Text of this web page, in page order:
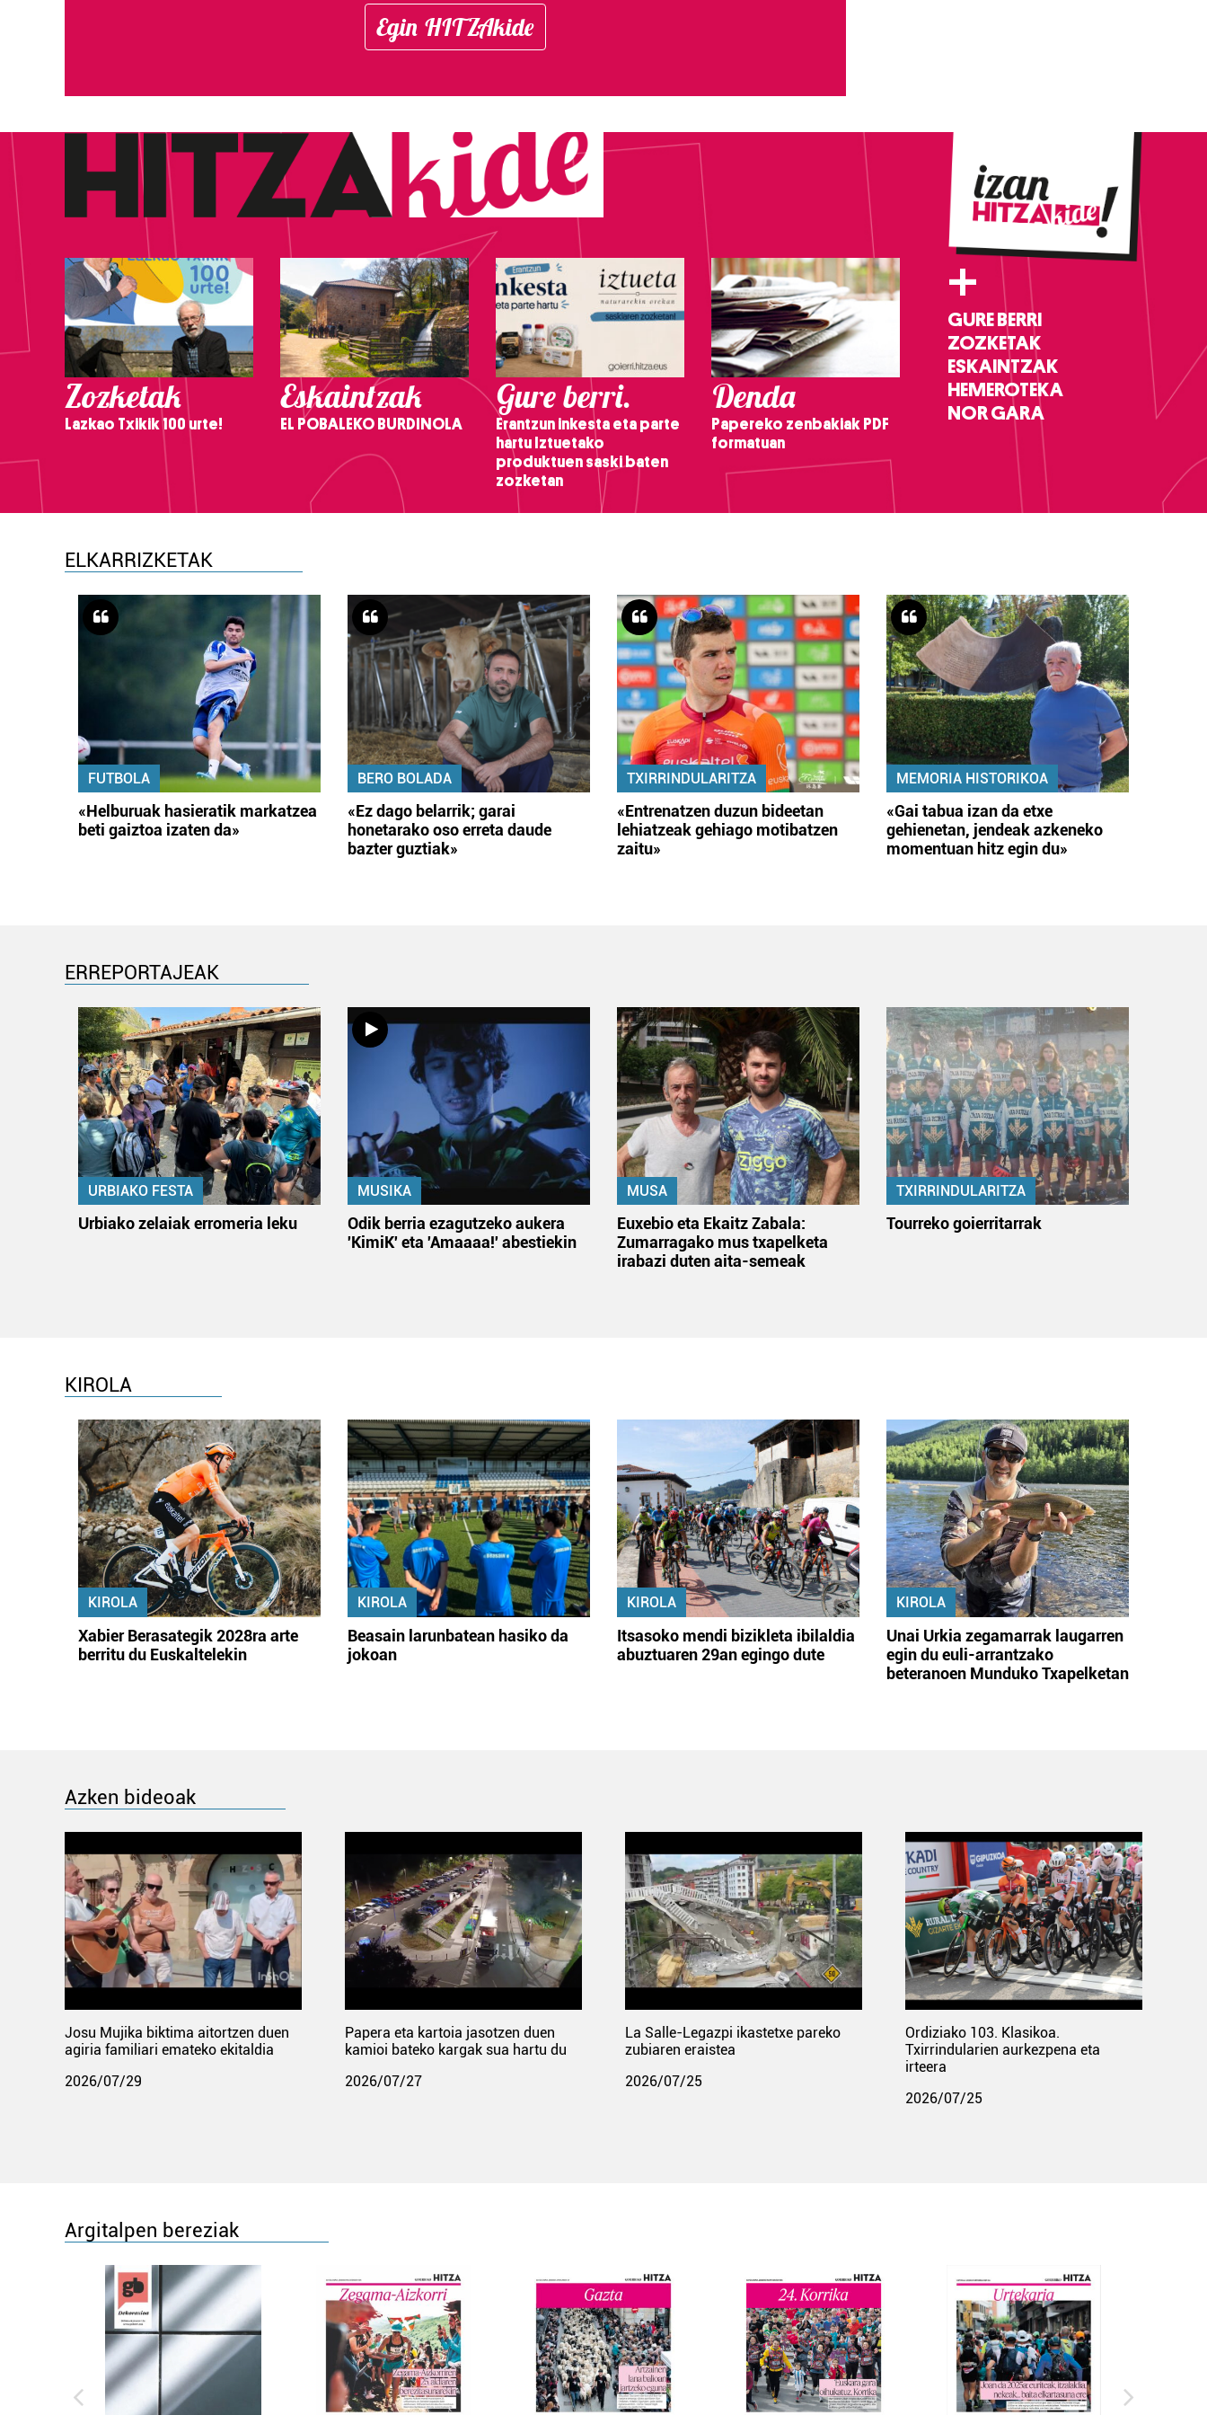
Egin HITZAkide
Zozketak
Lazkao Txikik 100 urte!
Eskaintzak
EL POBALEKO BURDINOLA
Gure berri.
Erantzun inkesta eta parte
hartu Iztuetako
produktuen saski baten
zozketan
Denda
Papereko zenbakiak PDF
formatuan
+
GURE BERRI
ZOZKETAK
ESKAINTZAK
HEMEROTEKA
NOR GARA
ELKARRIZKETAK
FUTBOLA
«Helburuak hasieratik markatzea
beti gaiztoa izaten da»
BERO BOLADA
«Ez dago belarrik; garai
honetarako oso erreta daude
bazter guztiak»
TXIRRINDULARITZA
«Entrenatzen duzun bideetan
lehiatzeak gehiago motibatzen
zaitu»
MEMORIA HISTORIKOA
«Gai tabua izan da etxe
gehienetan, jendeak azkeneko
momentuan hitz egin du»
ERREPORTAJEAK
URBIAKO FESTA
Urbiako zelaiak erromeria leku
MUSIKA
Odik berria ezagutzeko aukera
'KimiK' eta 'Amaaaa!' abestiekin
MUSA
Euxebio eta Ekaitz Zabala:
Zumarragako mus txapelketa
irabazi duten aita-semeak
TXIRRINDULARITZA
Tourreko goierritarrak
KIROLA
KIROLA
Xabier Berasategik 2028ra arte
berritu du Euskaltelekin
KIROLA
Beasain larunbatean hasiko da
jokoan
KIROLA
Itsasoko mendi bizikleta ibilaldia
abuztuaren 29an egingo dute
KIROLA
Unai Urkia zegamarrak laugarren
egin du euli-arrantzako
beteranoen Munduko Txapelketan
Azken bideoak
Josu Mujika biktima aitortzen duen
agiria familiari emateko ekitaldia
2026/07/29
Papera eta kartoia jasotzen duen
kamioi bateko kargak sua hartu du
2026/07/27
La Salle-Legazpi ikastetxe pareko
zubiaren eraistea
2026/07/25
Ordiziako 103. Klasikoa.
Txirrindularien aurkezpena eta
irteera
2026/07/25
Argitalpen bereziak